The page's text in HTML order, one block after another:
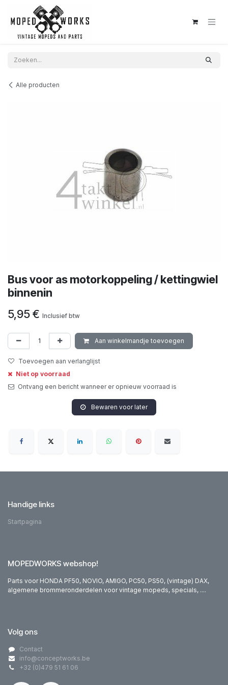
Overslaan naar inhoud
Alle producten
Bus voor as motorkoppeling / kettingwiel
binnenin
5,95€ Inclusief btw
Aan winkelmandje toevoegen
Toevoegen aan verlanglijst
Niet op voorraad
Ontvang een bericht wanneer er opnieuw voorraad is
Bewaren voor later
Handige links
Startpagina
MOPEDWORKS webshop!
Parts voor HONDA PF50, NOVIO, AMIGO, PC50, PS50, (vintage) DAX,
algemene brommeronderdelen voor vintage mopeds, specials, ....
Volg ons
Contact
info@conceptworks.be
+32 (0)479 51 61 06